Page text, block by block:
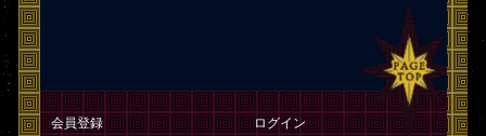
会員登録 ログイン